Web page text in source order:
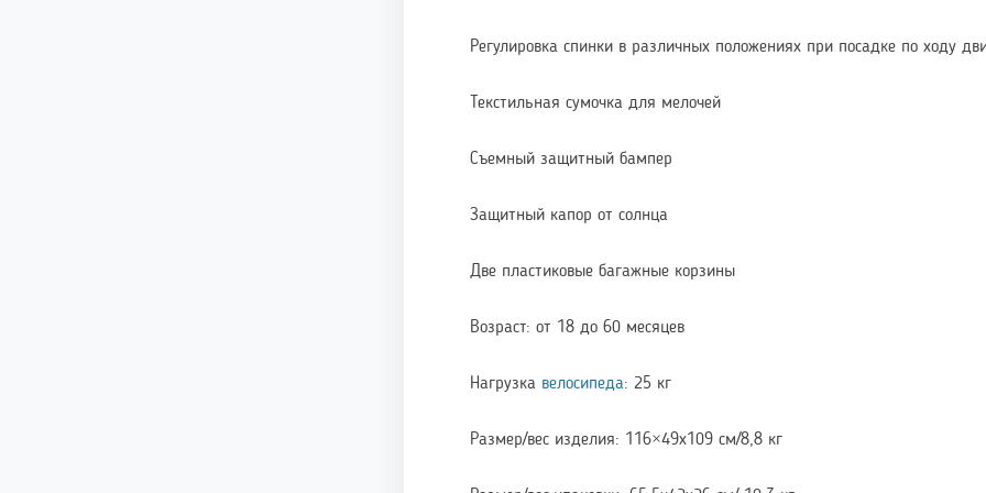
Регулировка спинки в различных положениях при посадке по ходу
Текстильная сумочка для мелочей
Съемный защитный бампер
Защитный капор от солнца
Две пластиковые багажные корзины
Возраст: от 18 до 60 месяцев
Нагрузка велосипеда: 25 кг
Размер/вес изделия: 116×49х109 см/8,8 кг